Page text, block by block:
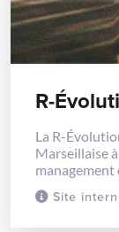
Site
R-
La R-
Marseillaise
management